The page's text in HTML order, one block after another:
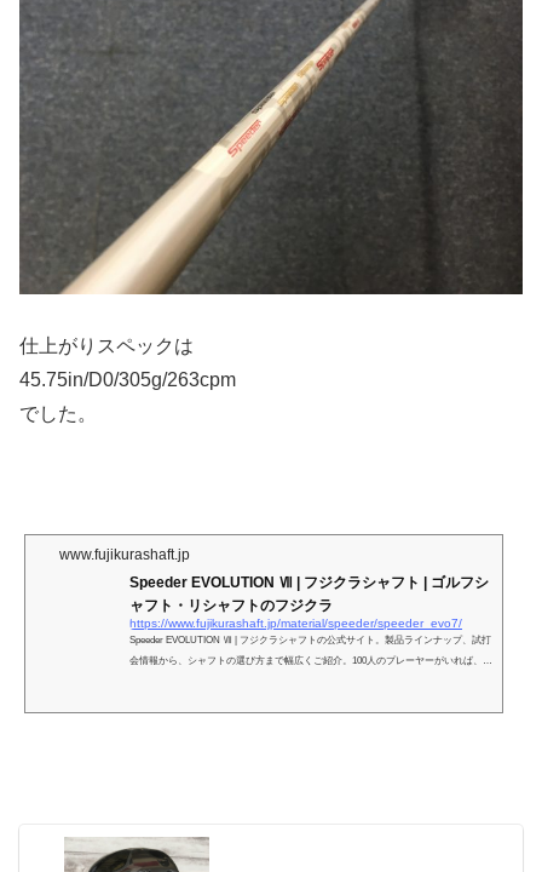
仕上がりスペックは
45.75in/D0/305g/263cpm
でした。
www.fujikurashaft.jp
Speeder EVOLUTION Ⅶ | フジクラシャフト | ゴルフシ
ャフト・リシャフトのフジクラ
https://www.fujikurashaft.jp/material/speeder/speeder_evo7/
Speeder EVOLUTION Ⅶ | フジクラシャフトの公式サイト。製品ラインナップ、試打
会情報から、シャフトの選び方まで幅広くご紹介。100人のプレーヤーがいれば、10